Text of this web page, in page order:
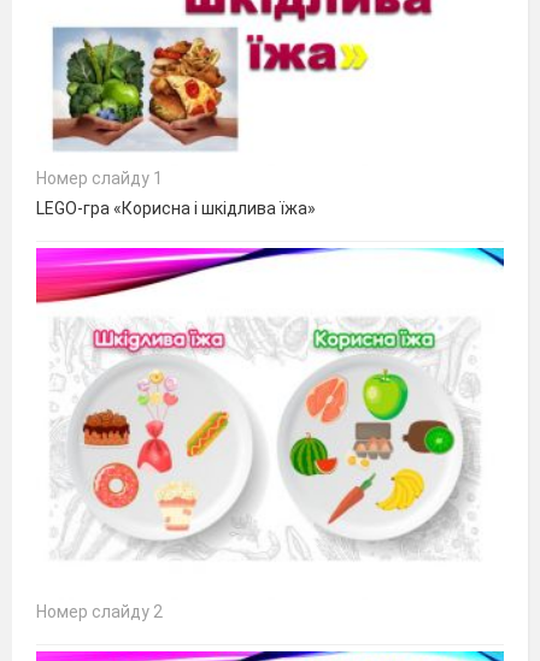
Номер слайду 1
LEGO-гра «Корисна і шкідлива їжа»
Номер слайду 2